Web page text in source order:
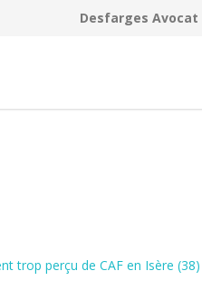
Desfarges Avocat
trop perçu de CAF en Isère (38)